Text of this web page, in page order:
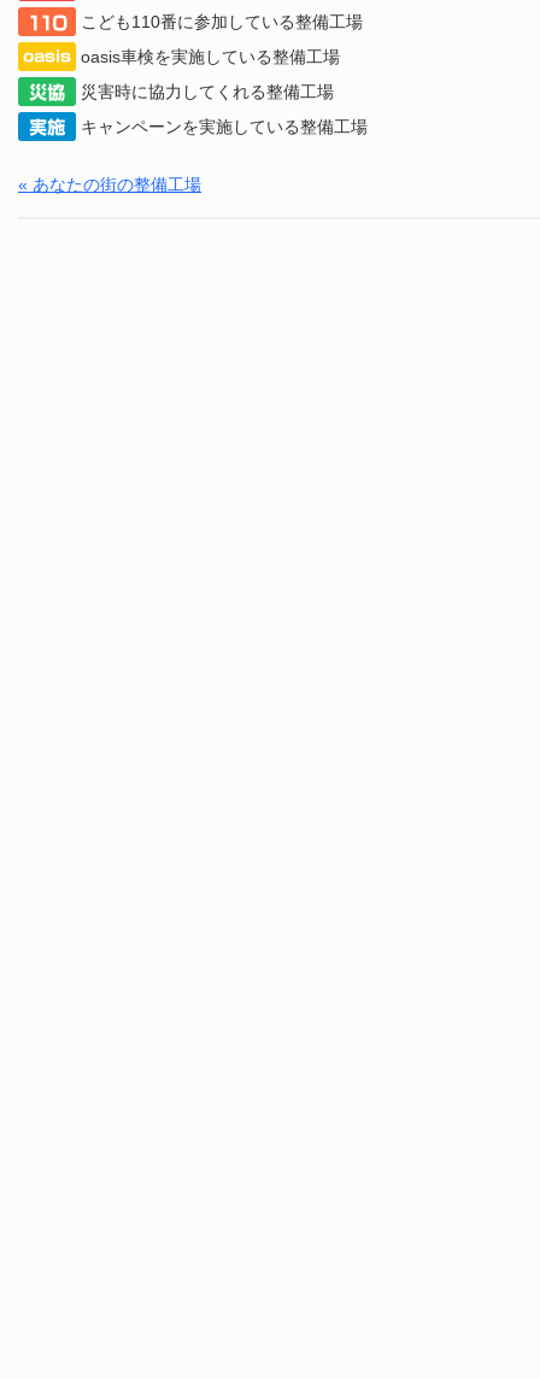
こども110番に参加している整備工場
oasis車検を実施している整備工場
災害時に協力してくれる整備工場
キャンペーンを実施している整備工場
« あなたの街の整備工場